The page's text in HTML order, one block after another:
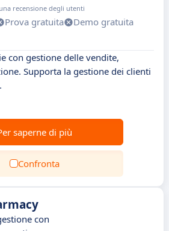
recensione degli utenti
Prova gratuita
Demo gratuita
con gestione delle vendite,
Supporta la gestione dei clienti
saperne di più
Confronta
con